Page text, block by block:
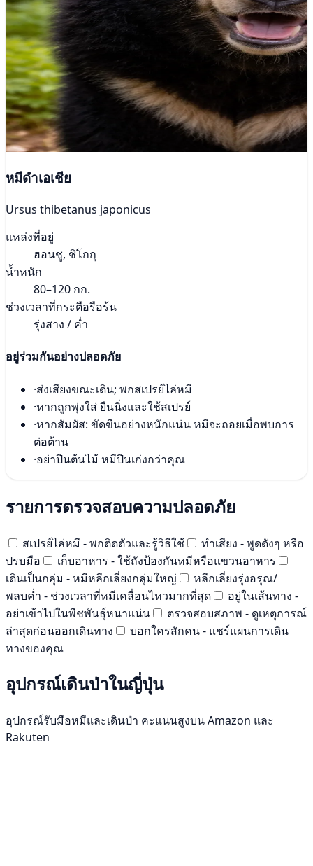
หมีดำเอเชีย
Ursus thibetanus japonicus
แหล่งที่อยู่
ฮอนชู, ชิโกกุ
น้ำหนัก
80–120 กก.
ช่วงเวลาที่กระตือรือร้น
รุ่งสาง / ค่ำ
อยู่ร่วมกันอย่างปลอดภัย
·ส่งเสียงขณะเดิน; พกสเปรย์ไล่หมี
·หากถูกพุ่งใส่ ยืนนิ่งและใช้สเปรย์
·หากสัมผัส: ขัดขืนอย่างหนักแน่น หมีจะถอยเมื่อพบการ
ต่อต้าน
·อย่าปีนต้นไม้ หมีปีนเก่งกว่าคุณ
รายการตรวจสอบความปลอดภัย
สเปรย์ไล่หมี - พกติดตัวและรู้วิธีใช้
ทำเสียง - พูดดังๆ หรือ
ปรบมือ
เก็บอาหาร - ใช้ถังป้องกันหมีหรือแขวนอาหาร
เดินเป็นกลุ่ม - หมีหลีกเลี่ยงกลุ่มใหญ่
หลีกเลี่ยงรุ่งอรุณ/
พลบค่ำ - ช่วงเวลาที่หมีเคลื่อนไหวมากที่สุด
อยู่ในเส้นทาง -
อย่าเข้าไปในพืชพันธุ์หนาแน่น
ตรวจสอบสภาพ - ดูเหตุการณ์
ล่าสุดก่อนออกเดินทาง
บอกใครสักคน - แชร์แผนการเดิน
ทางของคุณ
อุปกรณ์เดินป่าในญี่ปุ่น
อุปกรณ์รับมือหมีและเดินป่า คะแนนสูงบน Amazon และ
Rakuten